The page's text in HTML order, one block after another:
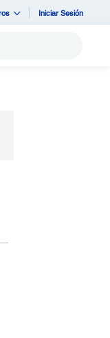
Iniciar Sesión